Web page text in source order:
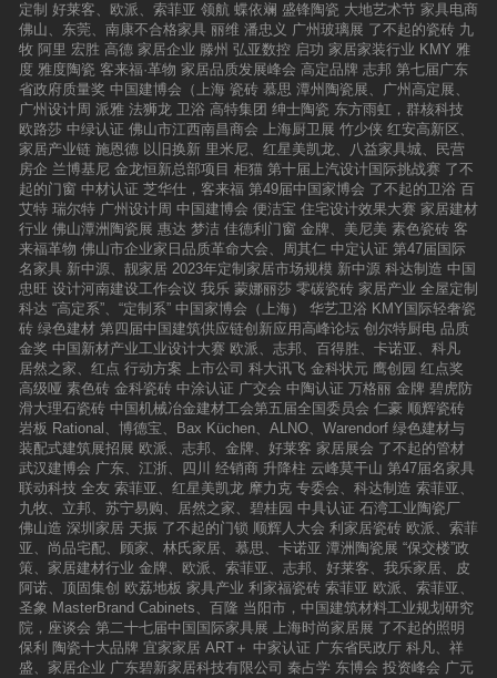
定制 好莱客、欧派、索菲亚 领航 蝶依斓 盛锋陶瓷 大地艺术节 家具电商
佛山、东莞、南康不合格家具 丽维 潘忠义 广州玻璃展 了不起的瓷砖 九
牧 阿里 宏胜 高德 家居企业 滕州 弘亚数控 启功 家居家装行业 KMY 雅
度 雅度陶瓷 客来福·革物 家居品质发展峰会 高定品牌 志邦 第七届广东
省政府质量奖 中国建博会（上海 瓷砖 慕思 潭州陶瓷展、广州高定展、
广州设计周 派雅 法狮龙 卫浴 高特集团 绅士陶瓷 东方雨虹，群核科技
欧路莎 中绿认证 佛山市江西南昌商会 上海厨卫展 竹少侠 红安高新区、
家居产业链 施恩德 以旧换新 里米尼、红星美凯龙、八益家具城、民营
房企 兰博基尼 金龙恒新总部项目 柜猫 第十届上汽设计国际挑战赛 了不
起的门窗 中材认证 芝华仕，客来福 第49届中国家博会 了不起的卫浴 百
艾特 瑞尔特 广州设计周 中国建博会 便洁宝 住宅设计效果大赛 家居建材
行业 佛山潭洲陶瓷展 惠达 梦洁 佳德利门窗 金牌、美尼美 素色瓷砖 客
来福革物 佛山市企业家日品质革命大会、周其仁 中定认证 第47届国际
名家具 新中源、靓家居 2023年定制家居市场规模 新中源 科达制造 中国
忠旺 设计河南建设工作会议 我乐 蒙娜丽莎 零碳瓷砖 家居产业 全屋定制
科达 “高定系”、“定制系” 中国家博会（上海） 华艺卫浴 KMY国际轻奢瓷
砖 绿色建材 第四届中国建筑供应链创新应用高峰论坛 创尔特厨电 品质
金奖 中国新材产业工业设计大赛 欧派、志邦、百得胜、卡诺亚、科凡
居然之家、红点 行动方案 上市公司 科大讯飞 金科状元 鹰创园 红点奖
高级哑 素色砖 金科瓷砖 中涂认证 广交会 中陶认证 万格丽 金牌 碧虎防
滑大理石瓷砖 中国机械冶金建材工会第五届全国委员会 仁豪 顺辉瓷砖
岩板 Rational、博德宝、Bax Küchen、ALNO、Warendorf 绿色建材与
装配式建筑展招展 欧派、志邦、金牌、好莱客 家居展会 了不起的管材
武汉建博会 广东、江浙、四川 经销商 升降柱 云峰莫干山 第47届名家具
联动科技 全友 索菲亚、红星美凯龙 摩力克 专委会、科达制造 索菲亚、
九牧、立邦、苏宁易购、居然之家、碧桂园 中具认证 石湾工业陶瓷厂
佛山造 深圳家居 天振 了不起的门锁 顺辉人大会 利家居瓷砖 欧派、索菲
亚、尚品宅配、顾家、林氏家居、慕思、卡诺亚 潭洲陶瓷展 “保交楼”政
策、家居建材行业 金牌、欧派、索菲亚、志邦、好莱客、我乐家居、皮
阿诺、顶固集创 欧荔地板 家具产业 利家福瓷砖 索菲亚 欧派、索菲亚、
圣象 MasterBrand Cabinets、百隆 当阳市，中国建筑材料工业规划研究
院，座谈会 第二十七届中国国际家具展 上海时尚家居展 了不起的照明
保利 陶瓷十大品牌 宜家家居 ART＋ 中家认证 广东省民政厅 科凡、祥
盛、家居企业 广东碧新家居科技有限公司 秦占学 东博会 投资峰会 广元